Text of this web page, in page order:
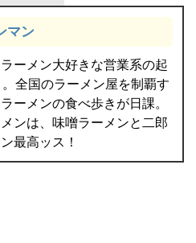
マン
ーメン大好きな営業系の起
。全国のラーメン屋を制覇す
ーメンの食べ歩きが日課。
ンは、味噌ラーメンと二郎
最高ッス！